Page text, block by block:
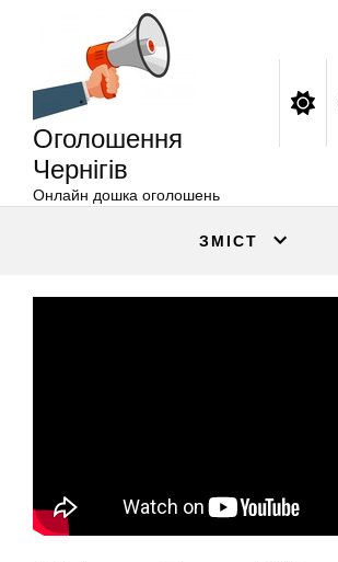
Оголошення
Чернігів
Онлайн дошка оголошень
ЗМІСТ